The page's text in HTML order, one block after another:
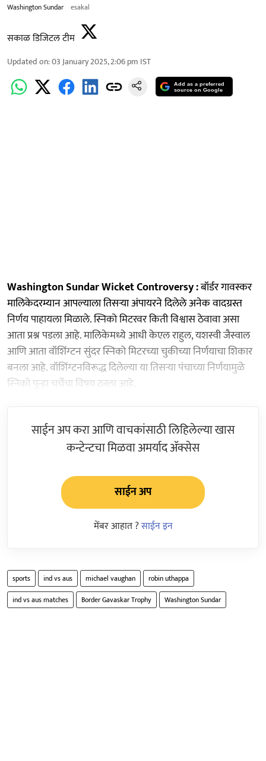
Washington Sundar esakal
सकाळ डिजिटल टीम
Updated on:03 January 2025, 2:06 pm IST
Add as a preferred
source on Google
Washington Sundar Wicket Controversy :बॉर्डर गावस्कर
मालिकेदरम्यान आपल्याला तिसऱ्या अंपायरने दिलेले अनेक वादग्रस्त
निर्णय पाहायला मिळाले. स्निको मिटरवर किती विश्वास ठेवावा असा
आता प्रश्न पडला आहे. मालिकेमध्ये आधी केएल राहुल, यशस्वी जैस्वाल
आणि आता वॉशिंग्टन सुंदर स्निको मिटरच्या चुकीच्या निर्णयाचा शिकार
बनला आहे. वॉशिंग्टनविरूद्ध दिलेल्या या तिसऱ्या पंचाच्या निर्णयामुळे
स्निको पुन्हा चर्चेचा विषय ठरला आहे.
साईन अप करा आणि वाचकांसाठी लिहिलेल्या खास
कन्टेन्टचा मिळवा अमर्याद ॲक्सेस
साईन अप
मेंबर आहात ?साईन इन
sports ind vs aus michael vaughan
robin uthappa
ind vs aus matches
Border Gavaskar Trophy Washington Sundar